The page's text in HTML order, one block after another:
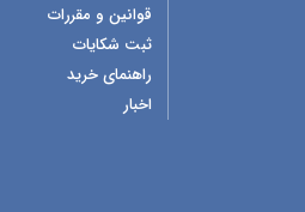
قوانین و مقررات
ثبت شکایات
راهنمای خرید
اخبار